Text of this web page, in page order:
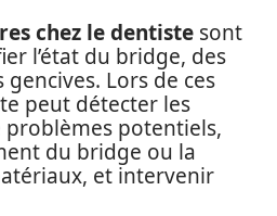
chez le dentiste sont
l’état du bridge, des
Lors de ces
peut détecter les
potentiels,
du bridge ou la
et intervenir